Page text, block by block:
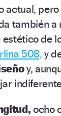
actual,
también a
de
508,y
y,
ocho